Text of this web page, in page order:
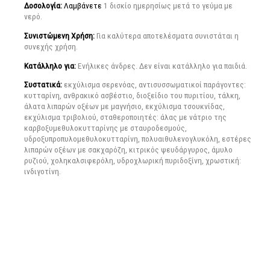
Δοσολογία:Λαμβάνετε 1 δισκίο ημερησίως μετά το γεύμα με
νερό.
Συνιστώμενη Χρήση:Για καλύτερα αποτελέσματα συνιστάται η
συνεχής χρήση.
Κατάλληλο για:Ενήλικες άνδρες. Δεν είναι κατάλληλο για παιδιά.
Συστατικά: εκχύλισμα σερενόας, αντισυσσωματικοί παράγοντες:
κυτταρίνη, ανθρακικό ασβέστιο, διοξείδιο του πυριτίου, τάλκη,
άλατα λιπαρών οξέων με μαγνήσιο, εκχύλισμα τσουκνίδας,
εκχύλισμα τριβολιού, σταθεροποιητές: άλας με νάτριο της
καρβοξυμεθυλοκυτταρίνης με σταυροδεσμούς,
υδροξυπροπυλομεθυλοκυτταρίνη, πολυαιθυλενογλυκόλη, εστέρες
λιπαρών οξέων με σακχαρόζη, κιτρικός ψευδάργυρος, άμυλο
ρυζιού, χοληκαλσιφερόλη, υδροχλωρική πυριδοξίνη, χρωστική:
ινδιγοτίνη.